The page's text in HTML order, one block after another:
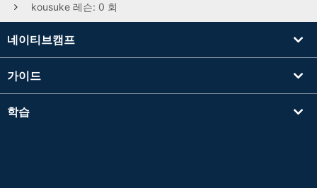
kousuke 레슨: 0 회
네이티브캠프
가이드
학습